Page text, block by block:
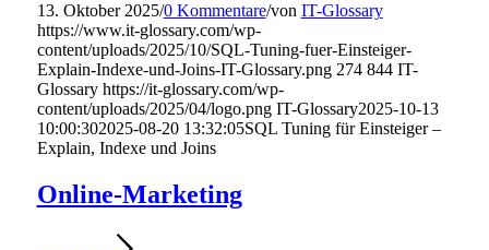
13. Oktober 2025/0 Kommentare/von IT-Glossary
https://www.it-glossary.com/wp-
content/uploads/2025/10/SQL-Tuning-fuer-Einsteiger-
Explain-Indexe-und-Joins-IT-Glossary.png 274 844 IT-
Glossary https://it-glossary.com/wp-
content/uploads/2025/04/logo.png IT-Glossary2025-10-13
10:00:302025-08-20 13:32:05SQL Tuning für Einsteiger –
Explain, Indexe und Joins
Online-Marketing